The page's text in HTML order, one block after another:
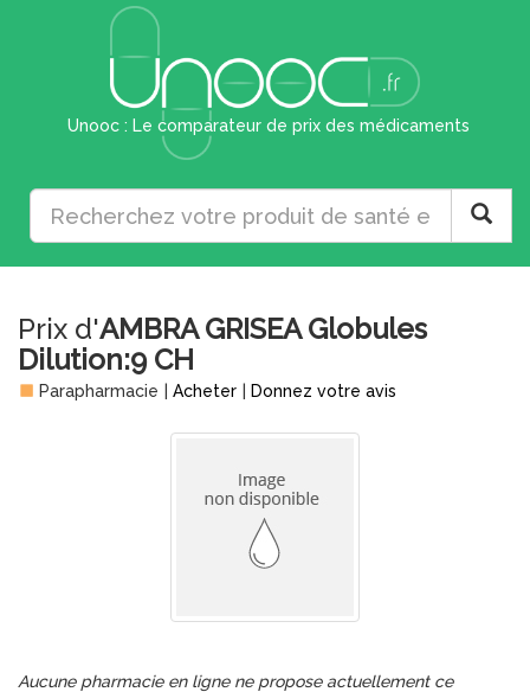
Unooc : Le comparateur de prix des médicaments
Prix d'AMBRA GRISEA Globules
Dilution:9 CH
Parapharmacie Acheter Donnez votre avis
Aucune pharmacie en ligne ne propose actuellement ce